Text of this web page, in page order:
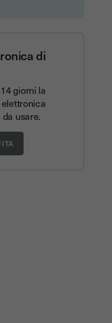
di
giorni la
usare.